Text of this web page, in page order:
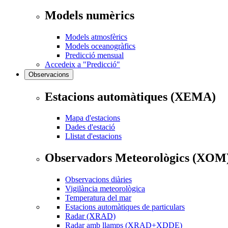
Models numèrics
Models atmosfèrics
Models oceanogràfics
Predicció mensual
Accedeix a "Predicció"
Observacions
Estacions automàtiques (XEMA)
Mapa d'estacions
Dades d'estació
Llistat d'estacions
Observadors Meteorològics
Observacions diàries
Vigilància meteorològica
Temperatura del mar
Estacions automàtiques de particulars
Radar (XRAD)
Radar amb llamps (XRAD+XDDE)